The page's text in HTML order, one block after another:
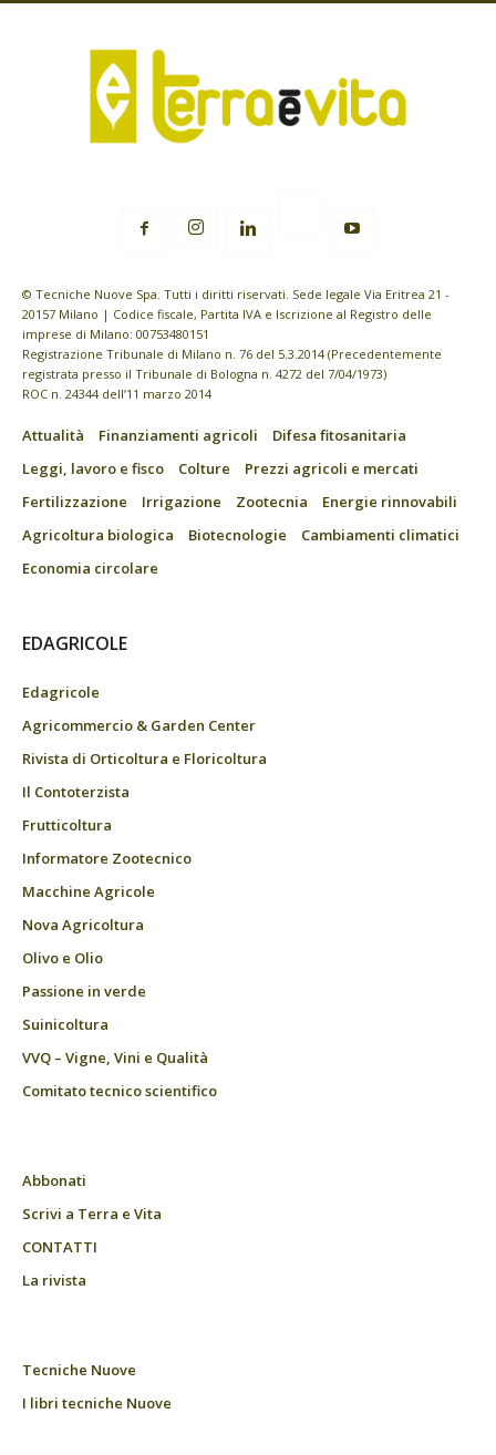
© Tecniche Nuove Spa. Tutti i diritti riservati. Sede legale Via Eritrea 21 -
20157 Milano | Codice fiscale, Partita IVA e Iscrizione al Registro delle
imprese di Milano: 00753480151
Registrazione Tribunale di Milano n. 76 del 5.3.2014 (Precedentemente
registrata presso il Tribunale di Bologna n. 4272 del 7/04/1973)
ROC n. 24344 dell’11 marzo 2014
Attualità Finanziamenti agricoli
Difesa fitosanitaria
Leggi, lavoro e fisco
Colture
Prezzi agricoli e mercati
Fertilizzazione
Irrigazione Zootecnia
Energie rinnovabili
Agricoltura biologica
Biotecnologie
Cambiamenti climatici
Economia circolare
EDAGRICOLE
Edagricole
Agricommercio & Garden Center
Rivista di Orticoltura e Floricoltura
Il Contoterzista
Frutticoltura
Informatore Zootecnico
Macchine Agricole
Nova Agricoltura
Olivo e Olio
Passione in verde
Suinicoltura
VVQ – Vigne, Vini e Qualità
Comitato tecnico scientifico
Abbonati
Scrivi a Terra e Vita
CONTATTI
La rivista
Tecniche Nuove
I libri tecniche Nuove